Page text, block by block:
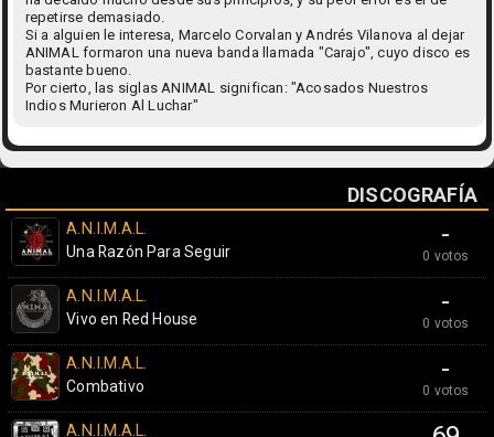
repetirse demasiado.
Si a alguien le interesa, Marcelo Corvalan y Andrés Vilanova al dejar
ANIMAL formaron una nueva banda llamada "Carajo", cuyo disco es
bastante bueno.
Por cierto, las siglas ANIMAL significan: "Acosados Nuestros
Indios Murieron Al Luchar"
DISCOGRAFÍA
-
0 votos
A.N.I.M.A.L.
Una Razón Para Seguir
-
0 votos
A.N.I.M.A.L.
Vivo en Red House
-
0 votos
A.N.I.M.A.L.
Combativo
A.N.I.M.A.L.